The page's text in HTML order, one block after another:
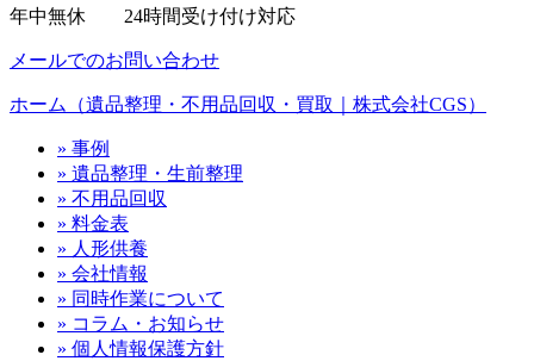
年中無休 24時間受け付け対応
メールでのお問い合わせ
ホーム（遺品整理・不用品回収・買取｜株式会社CGS）
» 事例
» 遺品整理・生前整理
» 不用品回収
» 料金表
» 人形供養
» 会社情報
» 同時作業について
» コラム・お知らせ
» 個人情報保護方針